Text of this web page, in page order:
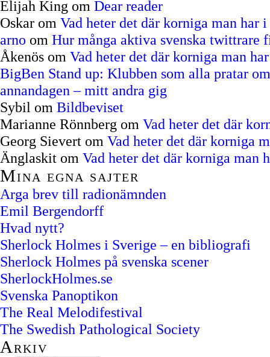
Elijah King om Dear reader
Oskar om Vad heter det där korniga man har
arno om Hur många aktiva svenska twittrare
Åkenös om Vad heter det där korniga man
BigBen Stand up: Klubben som alla pratar
annandagen – mitt andra gig
Sybil om Bildbeviset
Marianne Rönnberg om Vad heter det där
Georg Sievert om Vad heter det där korniga
Änglaskit om Vad heter det där korniga man
Mina egna sajter
Arga brev till radionämnden
Emil Bergendorff
Hvad nytt?
Sherlock Holmes i Sverige – en bibliografi
Sherlock Holmes på svenska scener
SherlockHolmes.se
Svenska Panoptikon
The Real Melodifestival
The Swedish Pathological Society
Arkiv